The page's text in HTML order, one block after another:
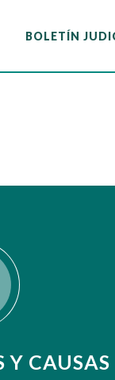
BOLETÍN
Y CAUSAS